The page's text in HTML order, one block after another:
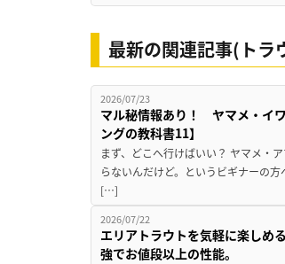
最新の関連記事(トラ
2026/07/23
マル秘情報あり！ ヤマメ・イ
ングの教科書11】
まず、どこへ行けばいい？ ヤマメ・
らないんだけど。というビギナーの
[…]
2026/07/22
エリアトラウトを気軽に楽しめ
強でお値段以上の性能。